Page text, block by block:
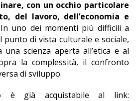
con un occhio particolare
del lavoro, dell’economia e
uno dei momenti più difficili a
punto di vista culturale e sociale,
scienza aperta all’etica e al
la complessità, il confronto
di sviluppo.
è già acquistabile al link: